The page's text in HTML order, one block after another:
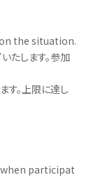
the situation.
たします。参加
。上限に達し
when participat